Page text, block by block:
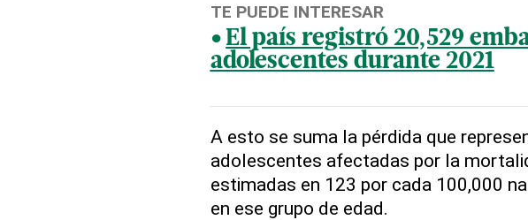
TE PUEDE INTERESAR
El país registró 20,529
adolescentes durante 2021
A esto se suma la pérdida que
adolescentes afectadas por la
estimadas en 123 por cada 100,000
en ese grupo de edad.